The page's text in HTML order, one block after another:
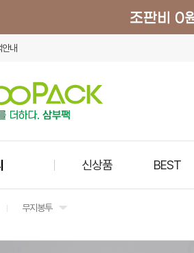
내
신상품 BEST
무지봉투